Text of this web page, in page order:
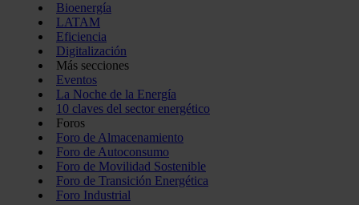
Bioenergía
LATAM
Eficiencia
Digitalización
Más secciones
Eventos
La Noche de la Energía
10 claves del sector energético
Foros
Foro de Almacenamiento
Foro de Autoconsumo
Foro de Movilidad Sostenible
Foro de Transición Energética
Foro Industrial